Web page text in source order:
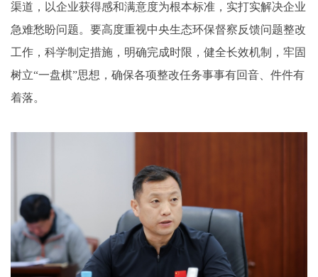
渠道，以企业获得感和满意度为根本标准，实打实解决企业
急难愁盼问题。要高度重视中央生态环保督察反馈问题整改
工作，科学制定措施，明确完成时限，健全长效机制，牢固
树立“一盘棋”思想，确保各项整改任务事事有回音、件件有
着落。